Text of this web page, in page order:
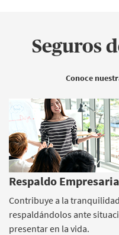
Seguros
Conoce
Respaldo
Contribuye a la
respaldándolos ante
presentar en la vida.